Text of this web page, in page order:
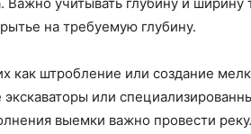
на требуемую глубину.
как штробление или создание
или
выемки важно провести